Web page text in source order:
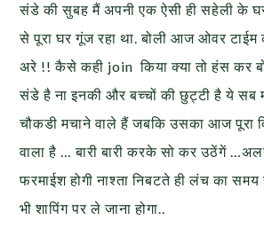
संडे की सुबह मैं अपनी एक ऐसी ही सहेली के
से पूरा घर गूंज रहा था. बोली आज ओवर टाईम
अरे !! कैसे कही join किया क्या तो हंस कर
संडे है ना इनकी और बच्चों की छुट्टी है ये सब
चौकडी मचाने वाले हैं जबकि उसका आज पूरा
वाला है … बारी बारी करके सो कर उठेंगें
फरमाईश होगी नाश्ता निबटते ही लंच का समय
भी शापिंग पर ले जाना होगा..